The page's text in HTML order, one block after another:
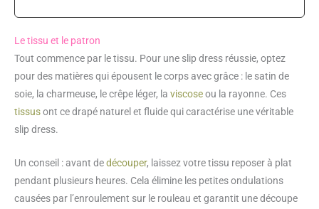
Le tissu et le patron
Tout commence par le tissu. Pour une slip dress réussie, optez
pour des matières qui épousent le corps avec grâce : le satin de
soie, la charmeuse, le crêpe léger, la viscoseou la rayonne. Ces
tissusont ce drapé naturel et fluide qui caractérise une véritable
slip dress.
Un conseil : avant dedécouper, laissez votre tissu reposer à plat
pendant plusieurs heures. Cela élimine les petites ondulations
causées par l’enroulement sur le rouleau et garantit une découpe